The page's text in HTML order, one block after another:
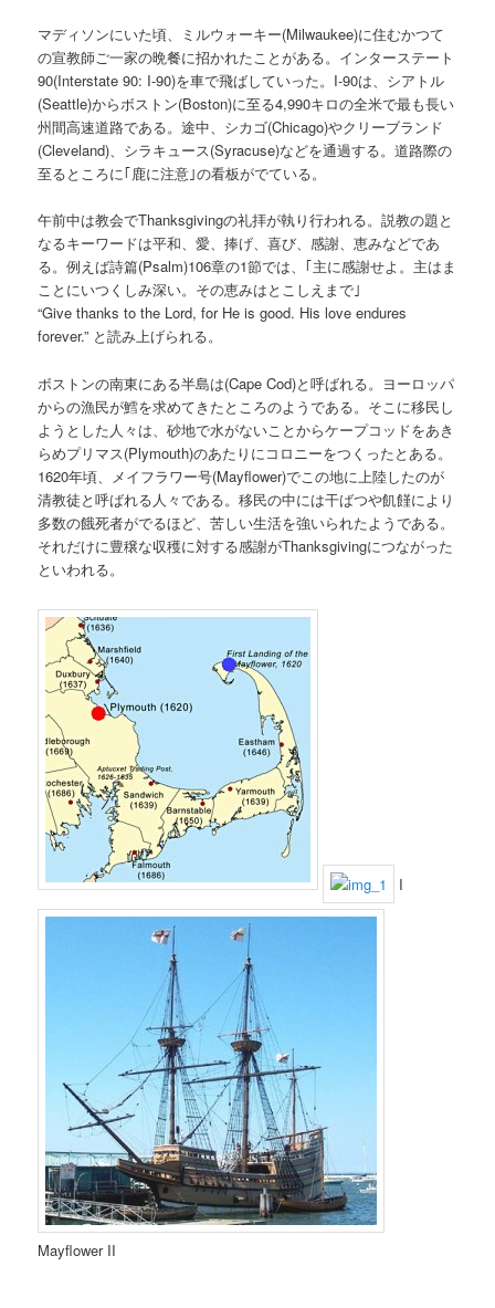
マディソンにいた頃、ミルウォーキー(Milwaukee)に住むかつて
の宣教師ご一家の晩餐に招かれたことがある。インターステート
90(Interstate 90: I-90)を車で飛ばしていった。I-90は、シアトル
(Seattle)からボストン(Boston)に至る4,990キロの全米で最も長い
州間高速道路である。途中、シカゴ(Chicago)やクリーブランド
(Cleveland)、シラキュース(Syracuse)などを通過する。道路際の
至るところに｢鹿に注意｣の看板がでている。
午前中は教会でThanksgivingの礼拝が執り行われる。説教の題と
なるキーワードは平和、愛、捧げ、喜び、感謝、恵みなどであ
る。例えば詩篇(Psalm)106章の1節では、｢主に感謝せよ。主はま
ことにいつくしみ深い。その恵みはとこしえまで｣
“Give thanks to the Lord, for He is good. His love endures
forever.” と読み上げられる。
ボストンの南東にある半島は(Cape Cod)と呼ばれる。ヨーロッパ
からの漁民が鱈を求めてきたところのようである。そこに移民し
ようとした人々は、砂地で水がないことからケープコッドをあき
らめプリマス(Plymouth)のあたりにコロニーをつくったとある。
1620年頃、メイフラワー号(Mayflower)でこの地に上陸したのが
清教徒と呼ばれる人々である。移民の中には干ばつや飢饉により
多数の餓死者がでるほど、苦しい生活を強いられたようである。
それだけに豊穣な収穫に対する感謝がThanksgivingにつながった
といわれる。
I
Mayflower II